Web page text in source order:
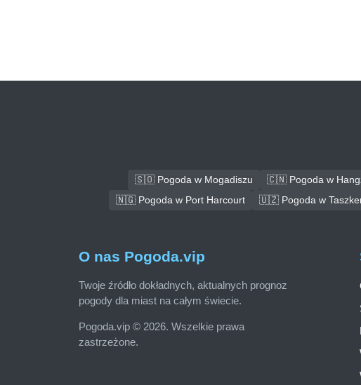
🇸🇴 Pogoda w Mogadiszu 🇨🇳 Pogoda w
🇳🇬 Pogoda w Port Harcourt
🇺🇿 Pogoda w
O nas Pogoda.vip
Twoje źródło dokładnych, aktualnych prognoz
pogody dla miast na całym świecie.
Pogoda.vip © 2026. Wszelkie prawa
zastrzeżone.